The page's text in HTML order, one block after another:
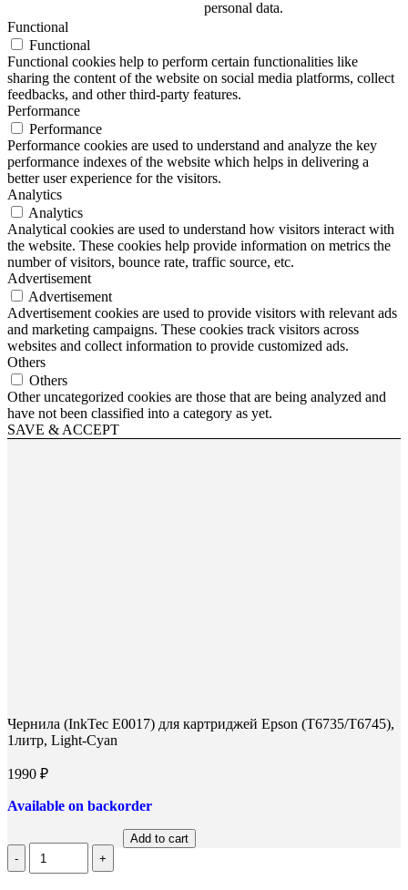
personal data.
Functional
Functional
Functional cookies help to perform certain functionalities like
sharing the content of the website on social media platforms, collect
feedbacks, and other third-party features.
Performance
Performance
Performance cookies are used to understand and analyze the key
performance indexes of the website which helps in delivering a
better user experience for the visitors.
Analytics
Analytics
Analytical cookies are used to understand how visitors interact with
the website. These cookies help provide information on metrics the
number of visitors, bounce rate, traffic source, etc.
Advertisement
Advertisement
Advertisement cookies are used to provide visitors with relevant ads
and marketing campaigns. These cookies track visitors across
websites and collect information to provide customized ads.
Others
Others
Other uncategorized cookies are those that are being analyzed and
have not been classified into a category as yet.
SAVE & ACCEPT
Чернила (InkTec E0017) для картриджей Epson (T6735/T6745),
1литр, Light-Cyan
1990 ₽
Available on backorder
Количество
Чернила
Add to cart